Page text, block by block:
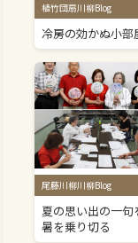
植竹団扇川柳Blog
冷房の効かぬ小部
尾藤川柳川柳Blog
夏の思い出の一句
暑を乗り切る